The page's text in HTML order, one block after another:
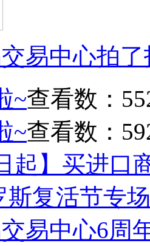
易中心拍
~查看数：
~查看数：
起】买进口
斯复活节专
易中心6周